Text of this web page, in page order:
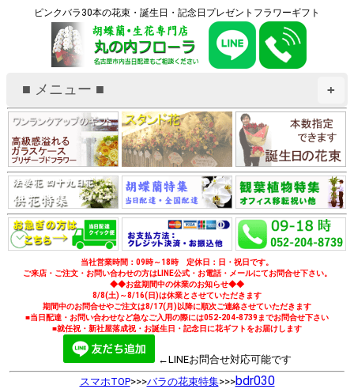
ピンクバラ30本の花束・誕生日・記念日プレゼントフラワーギフト
+
■ メニュー ■
当社営業時間：09時～18時 定休日：日・祝日です。
ご来店・ご注文・お問い合わせの方はLINE公式・お電話・メールにてお問合せ下さい。
◆◆お盆期間中の休業のお知らせ◆◆
8/8(土)～8/16(日)は休業とさせていただきます
期間中のお問合せやご注文は8/17(月)以降に順次ご連絡させていただきます
■当日配達・お問い合わせなど急なご入用の際には052-204-8739までお問合せ下さい
■就任祝・新社屋落成祝・お誕生日・記念日に花ギフトをお届けします
←LINEお問合せ対応可能です
スマホTOP>>>バラの花束特集>>>bdr030